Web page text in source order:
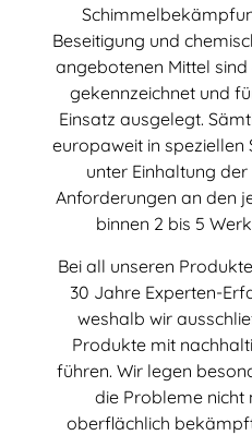
Beseitigung und
angebotenen Mittel
gekennzeichnet und
Einsatz ausgelegt.
europaweit in speziellen
unter Einhaltung
Anforderungen an den
binnen 2 bis 5
Bei all unseren
30 Jahre Experten-
weshalb wir
Produkte mit
führen. Wir legen
die Probleme nicht
oberflächlich